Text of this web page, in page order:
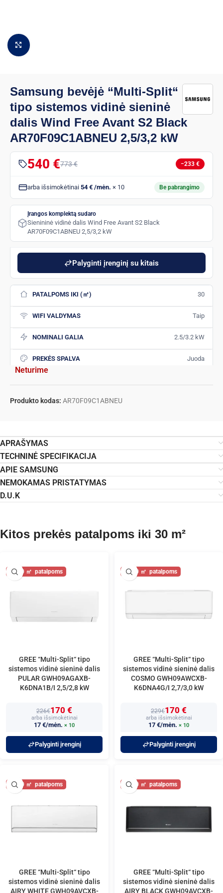
Padidinti vaizdą
Samsung bevėjė “Multi-Split“
tipo sistemos vidinė sieninė
dalis Wind Free Avant S2 Black
AR70F09C1ABNEU 2,5/3,2 kW
540 €773 € −233 €
arba išsimokėtinai 54 € /mėn. × 10 Be pabrangimo
Įrangos komplektą sudaro
Sienininė vidinė dalis Wind Free Avant S2 Black
AR70F09C1ABNEU 2,5/3,2 kW
Palyginti įrenginį su kitais
PATALPOMS IKI (㎡) 30
WIFI VALDYMAS Taip
NOMINALI GALIA 2.5/3.2 kW
PREKĖS SPALVA Juoda
Neturime
Produkto kodas: AR70F09C1ABNEU
APRAŠYMAS
TECHNINĖ SPECIFIKACIJA
APIE SAMSUNG
NEMOKAMAS PRISTATYMAS
D.U.K
Kitos prekės patalpoms iki 30 m²
30
GREE “Multi-Split“ tipo
sistemos vidinė sieninė dalis
PULAR GWH09AGAXB-
K6DNA1B/I 2,5/2,8 kW
226€170 €
arba išsimokėtinai
17 €/mėn. × 10
Palyginti įrenginį
30
GREE “Multi-Split“ tipo
sistemos vidinė sieninė dalis
COSMO GWH09AWCXB-
K6DNA4G/I 2,7/3,0 kW
229€170 €
arba išsimokėtinai
17 €/mėn. × 10
Palyginti įrenginį
30
GREE “Multi-Split“ tipo
sistemos vidinė sieninė dalis
AIRY WHITE GWH09AVCXB-
30
GREE “Multi-Split“ tipo
sistemos vidinė sieninė dalis
AIRY BLACK GWH09AVCXB-